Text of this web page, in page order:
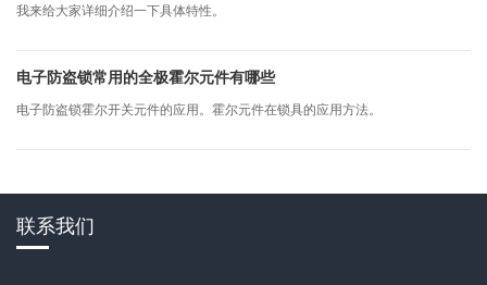
我来给大家详细介绍一下具体特性。
电子防盗锁常用的全极霍尔元件有哪些
电子防盗锁霍尔开关元件的应用。霍尔元件在锁具的应用方法。
联系我们